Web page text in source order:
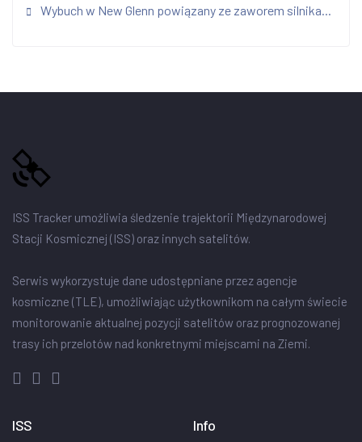
Wybuch w New Glenn powiązany ze zaworem silnika...
ISS Tracker umożliwia śledzenie trajektorii Międzynarodowej
Stacji Kosmicznej (ISS) oraz innych satelitów.
Serwis wykorzystuje dane udostępniane przez agencje
kosmiczne (TLE), umożliwiając użytkownikom na całym świecie
monitorowanie aktualnej pozycji satelitów oraz prognozowanej
trasy ich przelotów nad konkretnymi miejscami na Ziemi.
ISS Info